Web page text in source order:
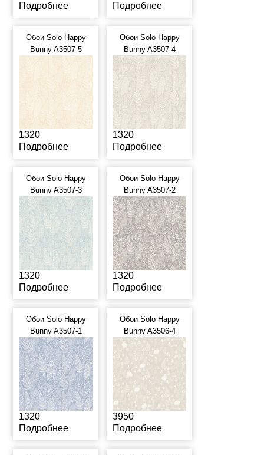
Подробнее
Подробнее
Обои Solo Happy
Bunny A3507-5
1320
Подробнее
Обои Solo Happy
Bunny A3507-4
1320
Подробнее
Обои Solo Happy
Bunny A3507-3
1320
Подробнее
Обои Solo Happy
Bunny A3507-2
1320
Подробнее
Обои Solo Happy
Bunny A3507-1
1320
Подробнее
Обои Solo Happy
Bunny A3506-4
3950
Подробнее